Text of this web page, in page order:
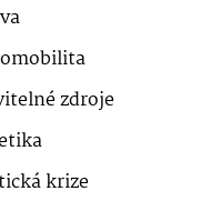
zdroje
krize